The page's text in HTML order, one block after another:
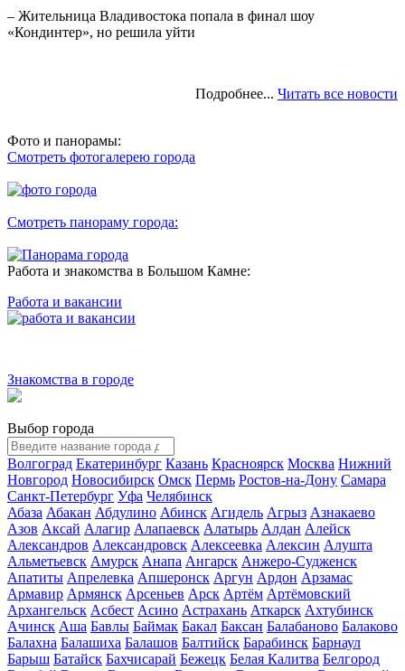
– Жительница Владивостока попала в финал шоу
«Кондинтер», но решила уйти
Подробнее... Читать все новости
Фото и панорамы:
Смотреть фотогалерею города
Смотреть панораму города:
Работа и знакомства в Большом Камне:
Работа и вакансии
Знакомства в городе
Выбор города
Волгоград Екатеринбург Казань Красноярск Москва Нижний
Новгород Новосибирск Омск Пермь Ростов-на-Дону Самара
Санкт-Петербург Уфа Челябинск
Абаза Абакан Абдулино Абинск Агидель Агрыз Азнакаево
Азов Аксай Алагир Алапаевск Алатырь Алдан Алейск
Александров Александровск Алексеевка Алексин Алушта
Альметьевск Амурск Анапа Ангарск Анжеро-Судженск
Апатиты Апрелевка Апшеронск Аргун Ардон Арзамас
Армавир Армянск Арсеньев Арск Артём Артёмовский
Архангельск Асбест Асино Астрахань Аткарск Ахтубинск
Ачинск Аша Бавлы Баймак Бакал Баксан Балабаново Балаково
Балахна Балашиха Балашов Балтийск Барабинск Барнаул
Барыш Батайск Бахчисарай Бежецк Белая Калитва Белгород